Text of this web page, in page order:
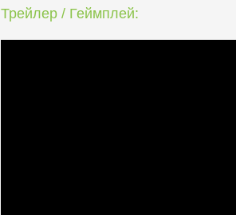
Трейлер / Геймплей: